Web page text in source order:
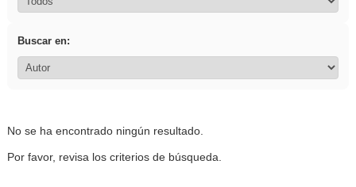
Buscar en:
No se ha encontrado ningún resultado.
Por favor, revisa los criterios de búsqueda.